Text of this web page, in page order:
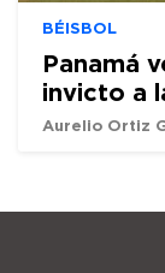
BÉISBOL
Panamá
invicto a
Aurelio Ortiz